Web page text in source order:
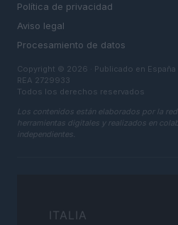
Política de privacidad
Aviso legal
Procesamiento de datos
Copyright © 2026 · Publicado en
REA 2729933
Todos los derechos reservados
Los contenidos están elaborados por la
herramientas digitales y realizados en
independientes.
ITALIA